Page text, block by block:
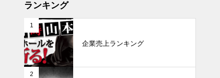
ランキング
1
企業売上ランキング
2